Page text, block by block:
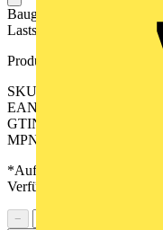
Baugruppe aus Steckrelais
Laststromkreis sind
Produktkennzeichen
SKU: 2618320000
EAN: 04050118670516
GTIN: 04050118670516
MPN: TRP 24VUC 2CO
*Auf Anfrage verfügbar -
Verfügbarkeit zu prüfen
−